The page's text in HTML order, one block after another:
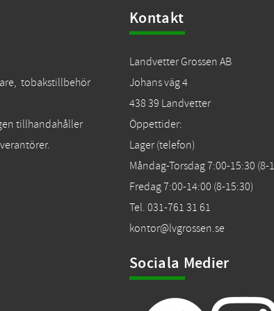
tobakstillbehör
tillhandahåller
Kontakt
Landvetter Grossen AB
Johans väg 4
438 39 Landvetter
Öppettider:
Lager (telefon)
Måndag-Torsdag 7:00-15:30 (8-
Fredag 7:00-14:00 (8-15:30)
Tel. 031-761 31 61
kontor@lvgrossen.se
Sociala Medier